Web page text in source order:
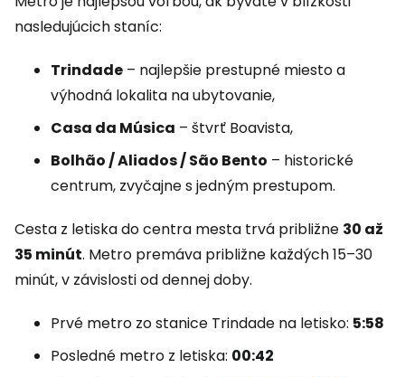
nasledujúcich staníc:
Trindade – najlepšie prestupné miesto a
výhodná lokalita na ubytovanie,
Casa da Música – štvrť Boavista,
Bolhão / Aliados / São Bento – historické
centrum, zvyčajne s jedným prestupom.
Cesta z letiska do centra mesta trvá približne 30 až
35 minút. Metro premáva približne každých 15–30
minút, v závislosti od dennej doby.
Prvé metro zo stanice Trindade na letisko: 5:58
Posledné metro z letiska: 00:42